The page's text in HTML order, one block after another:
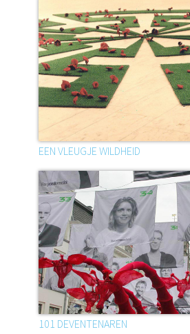
EEN VLEUGJE WILDHEID
101 DEVENTENAREN